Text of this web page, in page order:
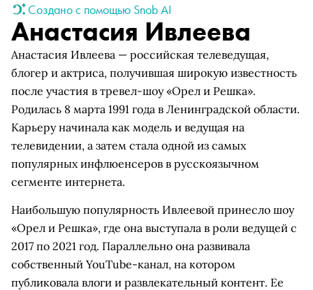
Создано с помощью Snob AI
Анастасия Ивлеева
Анастасия Ивлеева — российская телеведущая,
блогер и актриса, получившая широкую известность
после участия в тревел-шоу «Орел и Решка».
Родилась 8 марта 1991 года в Ленинградской области.
Карьеру начинала как модель и ведущая на
телевидении, а затем стала одной из самых
популярных инфлюенсеров в русскоязычном
сегменте интернета.
Наибольшую популярность Ивлеевой принесло шоу
«Орел и Решка», где она выступала в роли ведущей с
2017 по 2021 год. Параллельно она развивала
собственный YouTube-канал, на котором
публиковала влоги и развлекательный контент. Ее